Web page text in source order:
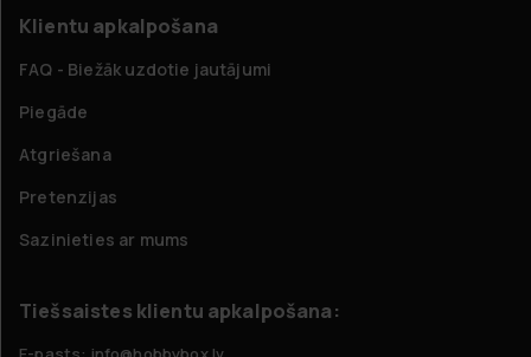
Klientu apkalpošana
FAQ - Biežāk uzdotie jautājumi
Piegāde
Atgriešana
Pretenzijas
Sazinieties ar mums
Tiešsaistes klientu apkalpošana: